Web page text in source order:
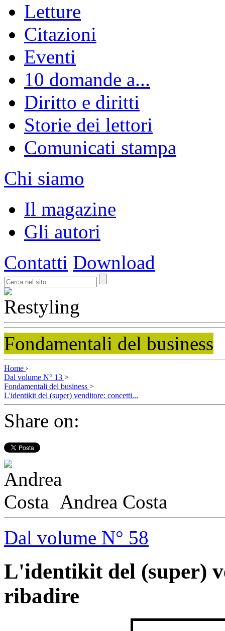
Letture
Citazioni
Eventi
10 domande a...
Diritto e diritti
Storie dei lettori
Comunicati stampa
Chi siamo
Il magazine
Gli autori
Contatti Download
Fondamentali del business
Home ›
Dal volume N° 13 >
Fondamentali del business >
L'identikit del (super) venditore: concetti...
Share on:
Andrea Costa
Dal volume N° 58
L'identikit del (super)
ribadire